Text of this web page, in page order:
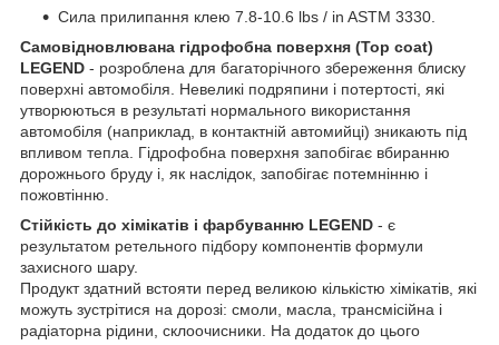
Сила прилипання клею 7.8-10.6 lbs / in ASTM 3330.
Самовідновлювана гідрофобна поверхня (Top coat)
LEGEND - розроблена для багаторічного збереження блиску
поверхні автомобіля. Невеликі подряпини і потертості, які
утворюються в результаті нормального використання
автомобіля (наприклад, в контактній автомийці) зникають під
впливом тепла. Гідрофобна поверхня запобігає вбиранню
дорожнього бруду і, як наслідок, запобігає потемнінню і
пожовтінню.
Стійкість до хімікатів і фарбуванню LEGEND - є
результатом ретельного підбору компонентів формули
захисного шару.
Продукт здатний встояти перед великою кількістю хімікатів, які
можуть зустрітися на дорозі: смоли, масла, трансмісійна і
радіаторна рідини, склоочисники. На додаток до цього